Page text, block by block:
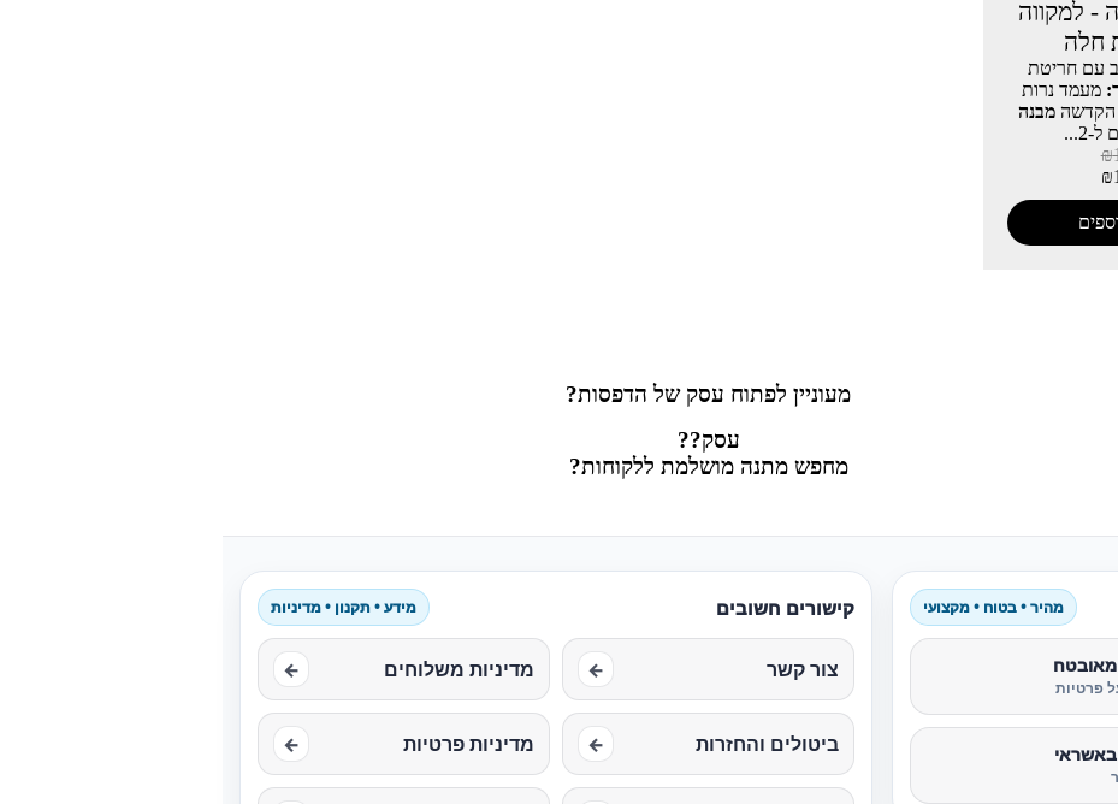
- למקווה
חלה
עם חריטת
מעמד נרות
הקדשה מבנה
2...
₪
₪
מעוניין לפתוח עסק של הדפסות?
עסק??
מחפש מתנה מושלמת ללקוחות?
מהיר • בטוח • מקצועי
פרטיות
קישורים חשובים מידע • תקנון • מדיניות
צור קשר ← מדיניות משלוחים ←
ביטולים והחזרות ← מדיניות פרטיות ←